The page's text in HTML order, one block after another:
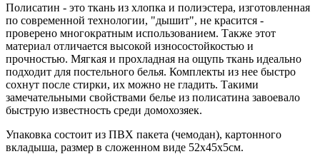
Полисатин - это ткань из хлопка и полиэстера, изготовленная
по современной технологии, "дышит", не красится -
проверено многократным использованием. Также этот
материал отличается высокой износостойкостью и
прочностью. Мягкая и прохладная на ощупь ткань идеально
подходит для постельного белья. Комплекты из нее быстро
сохнут после стирки, их можно не гладить. Такими
замечательными свойствами белье из полисатина завоевало
быструю известность среди домохозяек.
Упаковка состоит из ПВХ пакета (чемодан), картонного
вкладыша, размер в сложенном виде 52х45х5см.